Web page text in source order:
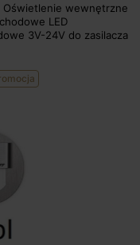
Oświetlenie wewnętrzne
LED
3V-24V do zasilacza